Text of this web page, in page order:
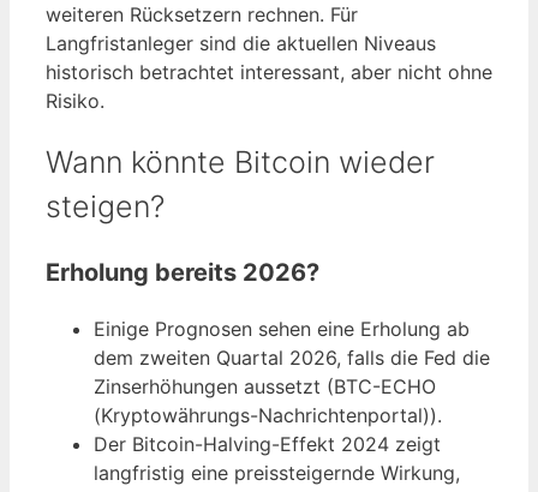
weiteren Rücksetzern rechnen. Für
Langfristanleger sind die aktuellen Niveaus
historisch betrachtet interessant, aber nicht ohne
Risiko.
Wann könnte Bitcoin wieder
steigen?
Erholung bereits 2026?
Einige Prognosen sehen eine Erholung ab
dem zweiten Quartal 2026, falls die Fed die
Zinserhöhungen aussetzt (BTC-ECHO
(Kryptowährungs-Nachrichtenportal)).
Der Bitcoin-Halving-Effekt 2024 zeigt
langfristig eine preissteigernde Wirkung,